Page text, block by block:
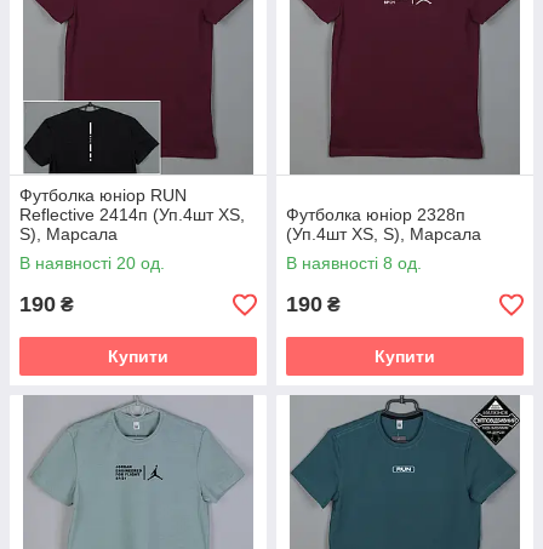
Футболка юніор RUN
Reflective 2414п (Уп.4шт XS,
S), Марсала
В наявності 20 од.
190 ₴
Купити
Футболка юніор 2328п
(Уп.4шт XS, S), Марсала
В наявності 8 од.
190 ₴
Купити